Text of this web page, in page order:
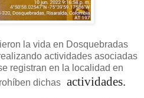
la vida en Dosquebradas
actividades asociadas
registran en la localidad en
dichas actividades.